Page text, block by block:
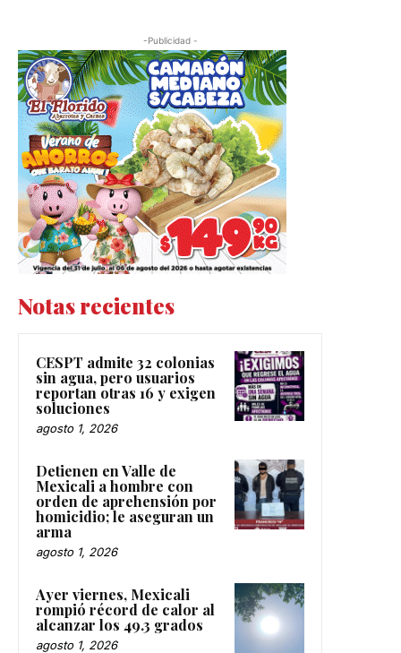
-Publicidad -
Notas recientes
CESPT admite 32 colonias
sin agua, pero usuarios
reportan otras 16 y exigen
soluciones
agosto 1, 2026
Detienen en Valle de
Mexicali a hombre con
orden de aprehensión por
homicidio; le aseguran un
arma
agosto 1, 2026
Ayer viernes, Mexicali
rompió récord de calor al
alcanzar los 49.3 grados
agosto 1, 2026